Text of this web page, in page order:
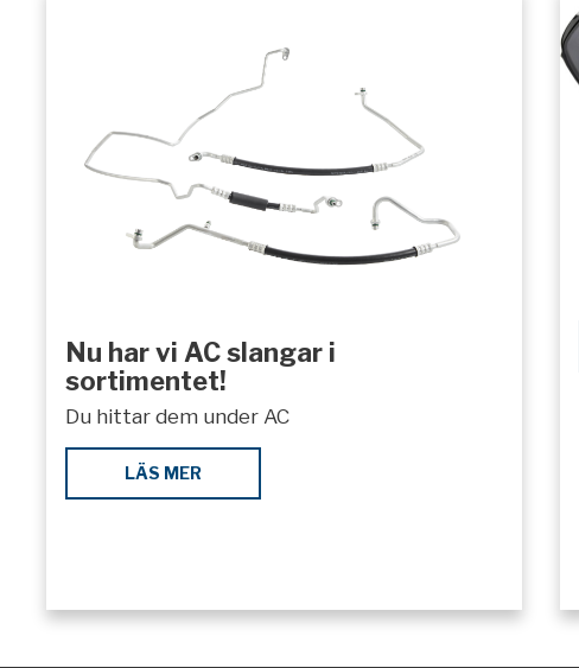
Nu har vi AC slangar i
sortimentet!
Du hittar dem under AC
LÄS MER